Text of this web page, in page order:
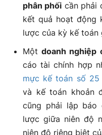
phân phối cần phải
kết quả hoạt động
lược của kỳ kế toán
Mộtdoanh nghiệp
cáo tài chính hợp
mực kế toán số 25
và kế toán khoản
cũng phải lập báo
lược giữa niên độ
niên độ riêng biệt